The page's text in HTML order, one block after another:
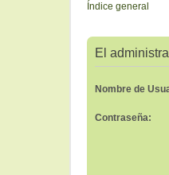
Índice general
El
Nombre de
Contraseña: